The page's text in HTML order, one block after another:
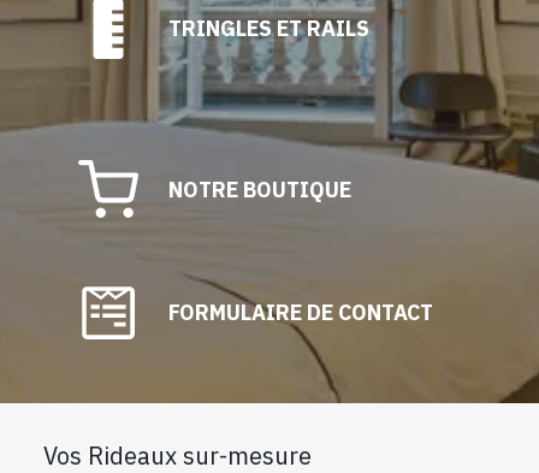
TRINGLES ET RAILS
NOTRE BOUTIQUE
FORMULAIRE DE CONTACT
Vos Rideaux sur-mesure